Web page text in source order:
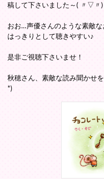
稿して下さいました～( 〃▽〃)
おお…声優さんのような素敵な
はっきりとして聴きやすい♪
是非ご視聴下さいませ！
秋穂さん、素敵な読み聞かせ
*)